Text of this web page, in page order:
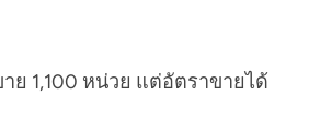
ย 1,100 หน่วย แต่อัตราขายได้